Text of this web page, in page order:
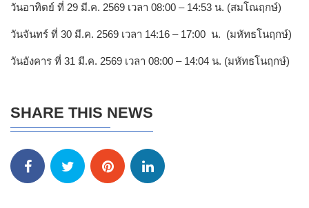
วันอาทิตย์ ที่ 29 มี.ค. 2569 เวลา 08:00 – 14:53 น. (สมโณฤกษ์)
วันจันทร์ ที่ 30 มี.ค. 2569 เวลา 14:16 – 17:00 น. (มหัทธโนฤกษ์)
วันอังคาร ที่ 31 มี.ค. 2569 เวลา 08:00 – 14:04 น. (มหัทธโนฤกษ์)
SHARE THIS NEWS